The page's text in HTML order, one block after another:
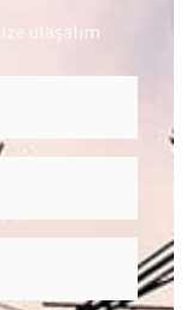
ulaşalım